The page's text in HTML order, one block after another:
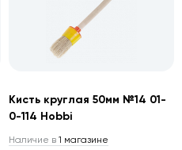
Кисть круглая 50мм №14 01-
0-114 Hobbi
Наличие в 1 магазине